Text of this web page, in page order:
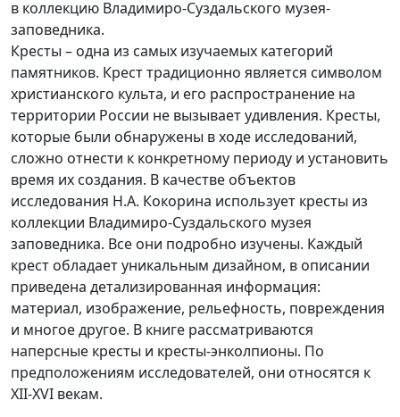
в коллекцию Владимиро-Суздальского музея-
заповедника.
Кресты – одна из самых изучаемых категорий
памятников. Крест традиционно является символом
христианского культа, и его распространение на
территории России не вызывает удивления. Кресты,
которые были обнаружены в ходе исследований,
сложно отнести к конкретному периоду и установить
время их создания. В качестве объектов
исследования Н.А. Кокорина использует кресты из
коллекции Владимиро-Суздальского музея
заповедника. Все они подробно изучены. Каждый
крест обладает уникальным дизайном, в описании
приведена детализированная информация:
материал, изображение, рельефность, повреждения
и многое другое. В книге рассматриваются
наперсные кресты и кресты-энколпионы. По
предположениям исследователей, они относятся к
XII-XVI векам.